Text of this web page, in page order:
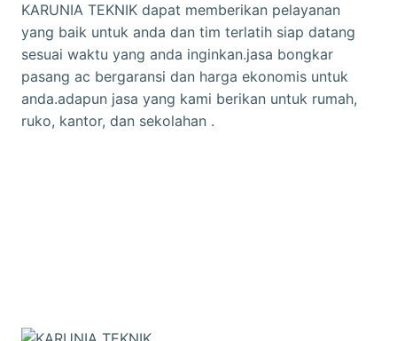
KARUNIA TEKNIK dapat memberikan pelayanan
yang baik untuk anda dan tim terlatih siap datang
sesuai waktu yang anda inginkan.jasa bongkar
pasang ac bergaransi dan harga ekonomis untuk
anda.adapun jasa yang kami berikan untuk rumah,
ruko, kantor, dan sekolahan .